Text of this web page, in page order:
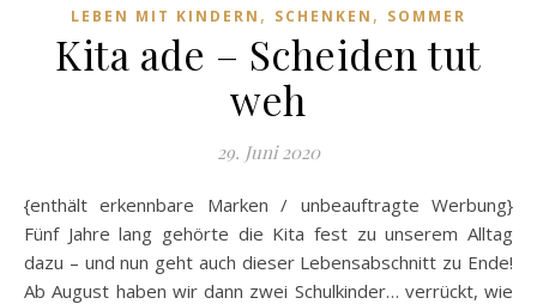
LEBEN MIT KINDERN , SCHENKEN , SOMMER
Kita ade – Scheiden tut
weh
29. Juni 2020
{enthält erkennbare Marken / unbeauftragte Werbung}
Fünf Jahre lang gehörte die Kita fest zu unserem Alltag
dazu – und nun geht auch dieser Lebensabschnitt zu Ende!
Ab August haben wir dann zwei Schulkinder… verrückt, wie